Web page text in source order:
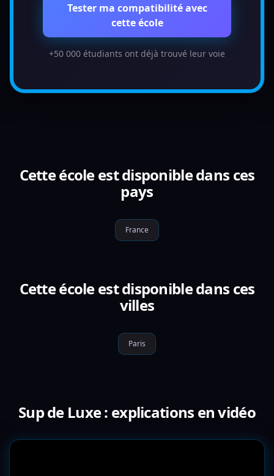
Tester ma compatibilité avec
cette école
+50 000 étudiants ont déjà trouvé leur voie
Cette école est disponible dans ces
pays
France
Cette école est disponible dans ces
villes
Paris
Sup de Luxe : explications en vidéo